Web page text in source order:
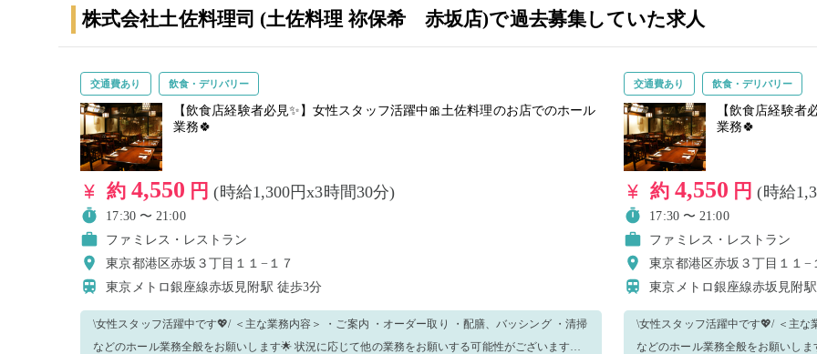
株式会社土佐料理司 (土佐料理 祢保希 赤坂店)で過去募集していた求人
交通費あり 飲食・デリバリー
【飲食店経験者必見✨】女性スタッフ活躍中🎀土佐料理のお店でのホール
業務🍀
約 4,550 円(時給1,300円x3時間30分)
17:30 〜 21:00
ファミレス・レストラン
東京都港区赤坂３丁目１１−１７
東京メトロ銀座線赤坂見附駅 徒歩3分
\女性スタッフ活躍中です💖/ ＜主な業務内容＞ ・ご案内 ・オーダー取り ・配膳、バッシング ・清掃
などのホール業務全般をお願いします🌟 状況に応じて他の業務をお願いする可能性がございます。
交通費あり 飲食・デリバリー
【飲食店経験者
業務🍀
約 4,550 円(時給
17:30 〜 21:00
ファミレス・レストラン
東京都港区赤坂３丁目１１−
東京メトロ銀座線赤坂見附駅
\女性スタッフ活躍中です💖/ ＜主な業務内容＞ ・ご案内 ・オーダー取り ・配膳、バッシング ・清掃
などのホール業務全般をお願いします🌟 状況に応じて他の業務をお願いする可能性がご